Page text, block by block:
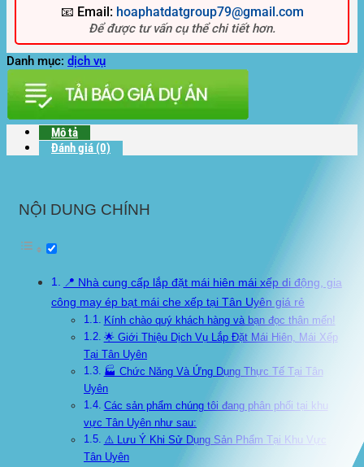
📧 Email: hoaphatdatgroup79@gmail.com
Để được tư vấn cụ thể chi tiết hơn.
Danh mục: dịch vụ
Mô tả
Đánh giá (0)
NỘI DUNG CHÍNH
📍 Nhà cung cấp lắp đặt mái hiên mái xếp di động, gia
công may ép bạt mái che xếp tại Tân Uyên giá rẻ
Kính chào quý khách hàng và bạn đọc thân mến!
🌟 Giới Thiệu Dịch Vụ Lắp Đặt Mái Hiên, Mái Xếp
Tại Tân Uyên
🏭 Chức Năng Và Ứng Dụng Thực Tế Tại Tân
Uyên
Các sản phẩm chúng tôi đang phân phối tại khu
vực Tân Uyên như sau:
⚠️ Lưu Ý Khi Sử Dụng Sản Phẩm Tại Khu Vực
Tân Uyên